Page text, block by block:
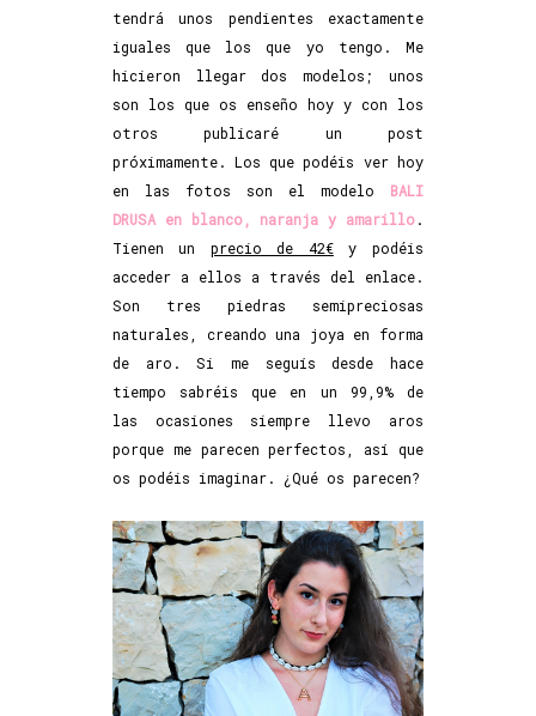
tendrá unos pendientes exactamente
iguales que los que yo tengo. Me
hicieron llegar dos modelos; unos
son los que os enseño hoy y con los
otros publicaré un post
próximamente. Los que podéis ver hoy
en las fotos son el modelo BALI
DRUSA en blanco, naranja y amarillo.
Tienen un precio de 42€y podéis
acceder a ellos a través del enlace.
Son tres piedras semipreciosas
naturales, creando una joya en forma
de aro. Si me seguís desde hace
tiempo sabréis que en un 99,9% de
las ocasiones siempre llevo aros
porque me parecen perfectos, así que
os podéis imaginar. ¿Qué os parecen?